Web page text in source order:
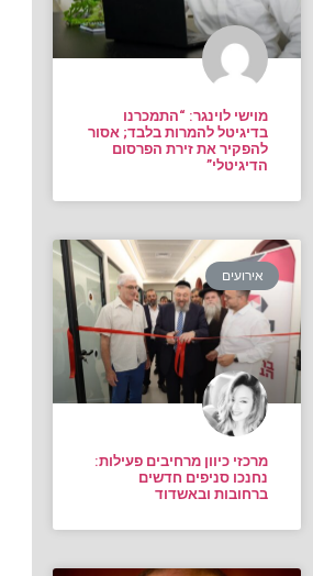
מוישי לוינגר: “התמכרנו
בדיגיטל להמרות בלבד; אסור
להפקיר את זירת הפרסום
הדיגיטלי”
אירועים
מרכזי כיוון מרחיבים פעילות:
נחנכו סניפים חדשים
ברחובות ובאשדוד